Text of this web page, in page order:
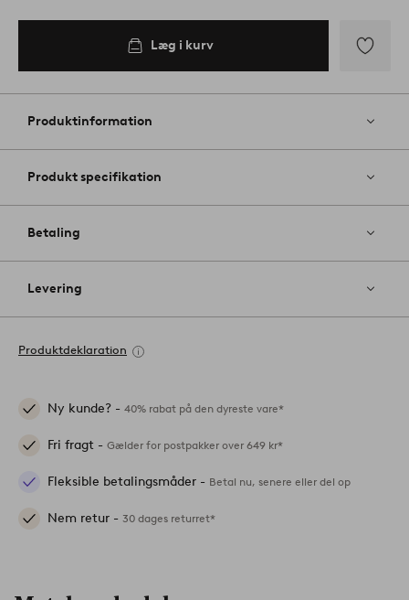
Læg i kurv
til
Produktinformation
Produkt specifikation
Betaling
Levering
Produktdeklaration
Ny kunde? - 40% rabat på den dyreste vare*
Fri fragt - Gælder for postpakker over 649 kr*
Fleksible betalingsmåder - Betal nu, senere eller del op
Nem retur - 30 dages returret*